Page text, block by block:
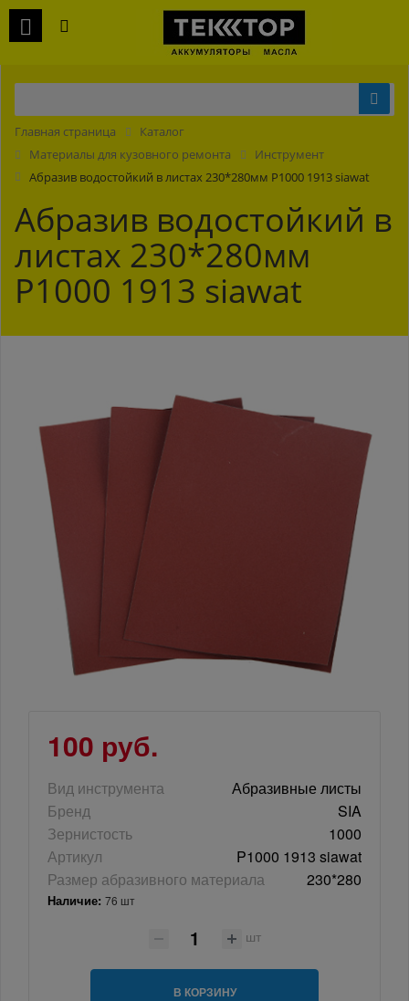
Главная страница
Каталог
Материалы для кузовного ремонта
Инструмент
Абразив водостойкий в листах 230*280мм P1000 1913 siawat
Абразив водостойкий в
листах 230*280мм
P1000 1913 siawat
100 руб.
Вид инструмента
Абразивные листы
Бренд
SIA
Зернистость
1000
Артикул
P1000 1913 siawat
Размер абразивного материала
230*280
Наличие: 76 шт
шт
В КОРЗИНУ